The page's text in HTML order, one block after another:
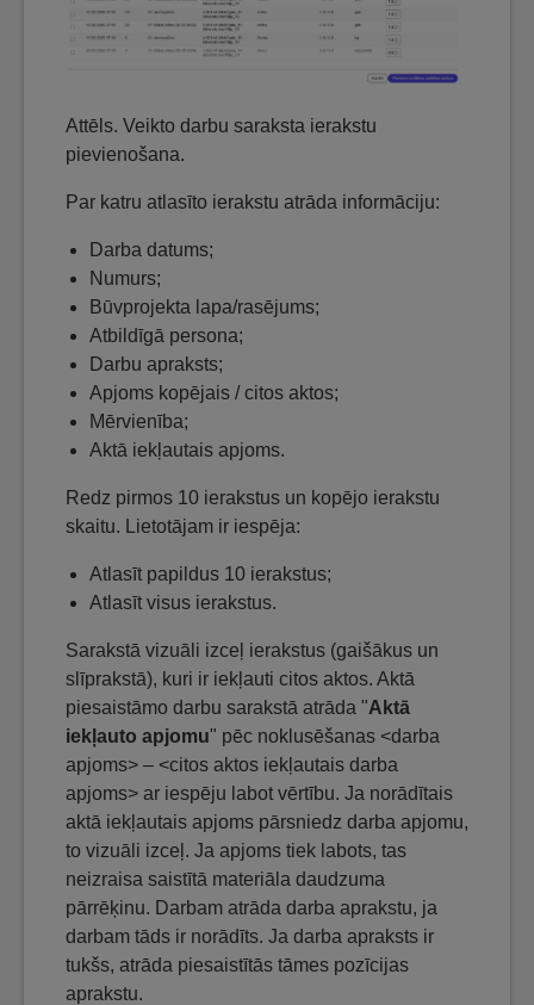
Attēls. Veikto darbu saraksta ierakstu
pievienošana.
Par katru atlasīto ierakstu atrāda informāciju:
Darba datums;
Numurs;
Būvprojekta lapa/rasējums;
Atbildīgā persona;
Darbu apraksts;
Apjoms kopējais / citos aktos;
Mērvienība;
Aktā iekļautais apjoms.
Redz pirmos 10 ierakstus un kopējo ierakstu
skaitu. Lietotājam ir iespēja:
Atlasīt papildus 10 ierakstus;
Atlasīt visus ierakstus.
Sarakstā vizuāli izceļ ierakstus (gaišākus un
slīprakstā), kuri ir iekļauti citos aktos. Aktā
piesaistāmo darbu sarakstā atrāda "Aktā
iekļauto apjomu" pēc noklusēšanas <darba
apjoms> – <citos aktos iekļautais darba
apjoms> ar iespēju labot vērtību. Ja norādītais
aktā iekļautais apjoms pārsniedz darba apjomu,
to vizuāli izceļ. Ja apjoms tiek labots, tas
neizraisa saistītā materiāla daudzuma
pārrēķinu. Darbam atrāda darba aprakstu, ja
darbam tāds ir norādīts. Ja darba apraksts ir
tukšs, atrāda piesaistītās tāmes pozīcijas
aprakstu.